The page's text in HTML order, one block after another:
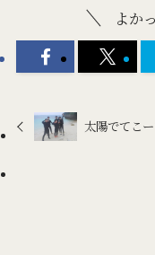
よか
太陽でてこー